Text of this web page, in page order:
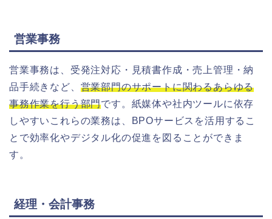
営業事務
営業事務は、受発注対応・見積書作成・売上管理・納
品手続きなど、 営業部門のサポートに関わるあらゆる
事務作業を行う部門です。紙媒体や社内ツールに依存
しやすいこれらの業務は、BPOサービスを活用するこ
とで効率化やデジタル化の促進を図ることができま
す。
経理・会計事務